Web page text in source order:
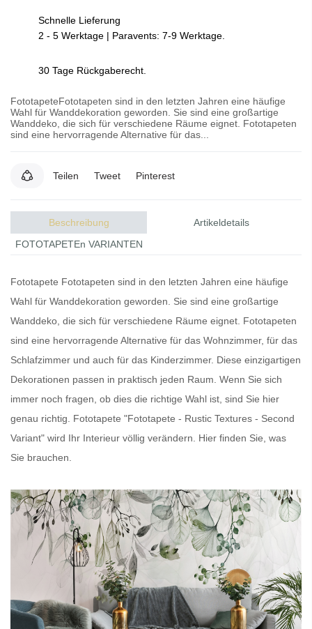
Schnelle Lieferung
2 - 5 Werktage | Paravents: 7-9 Werktage.
30 Tage Rückgaberecht.
FototapeteFototapeten sind in den letzten Jahren eine häufige
Wahl für Wanddekoration geworden. Sie sind eine großartige
Wanddeko, die sich für verschiedene Räume eignet. Fototapeten
sind eine hervorragende Alternative für das...
Teilen Tweet Pinterest
Beschreibung
Artikeldetails
FOTOTAPETEn VARIANTEN
Fototapete Fototapeten sind in den letzten Jahren eine häufige
Wahl für Wanddekoration geworden. Sie sind eine großartige
Wanddeko, die sich für verschiedene Räume eignet. Fototapeten
sind eine hervorragende Alternative für das Wohnzimmer, für das
Schlafzimmer und auch für das Kinderzimmer. Diese einzigartigen
Dekorationen passen in praktisch jeden Raum. Wenn Sie sich
immer noch fragen, ob dies die richtige Wahl ist, sind Sie hier
genau richtig. Fototapete "Fototapete - Rustic Textures - Second
Variant" wird Ihr Interieur völlig verändern. Hier finden Sie, was
Sie brauchen.